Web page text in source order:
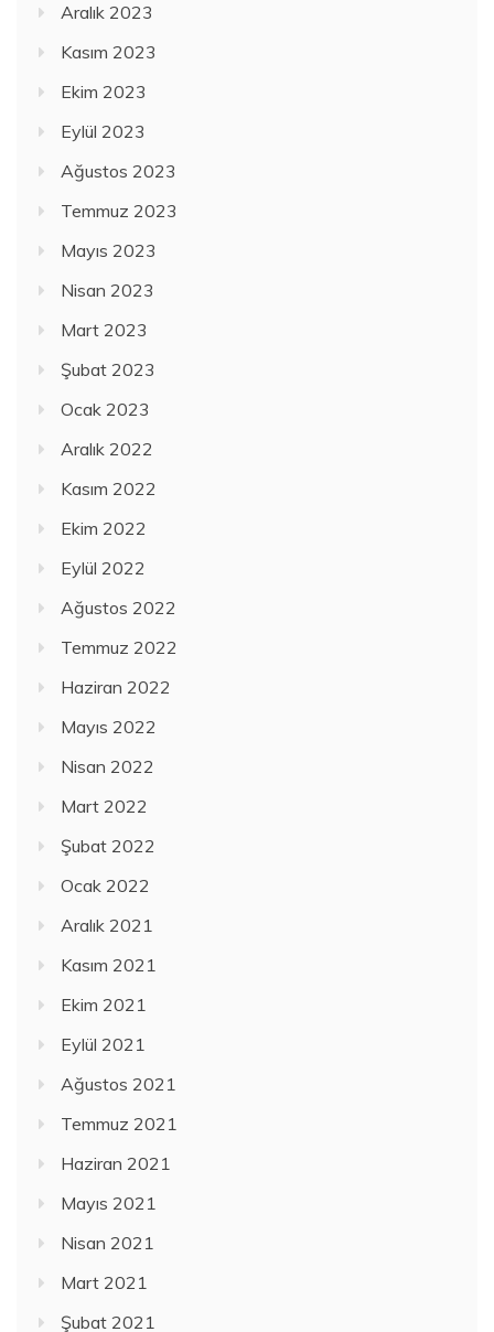
Aralık 2023
Kasım 2023
Ekim 2023
Eylül 2023
Ağustos 2023
Temmuz 2023
Mayıs 2023
Nisan 2023
Mart 2023
Şubat 2023
Ocak 2023
Aralık 2022
Kasım 2022
Ekim 2022
Eylül 2022
Ağustos 2022
Temmuz 2022
Haziran 2022
Mayıs 2022
Nisan 2022
Mart 2022
Şubat 2022
Ocak 2022
Aralık 2021
Kasım 2021
Ekim 2021
Eylül 2021
Ağustos 2021
Temmuz 2021
Haziran 2021
Mayıs 2021
Nisan 2021
Mart 2021
Şubat 2021